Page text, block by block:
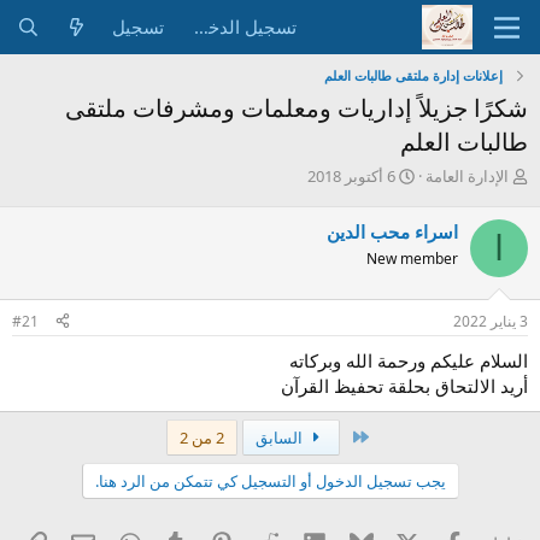
تسجيل الدخول تسجيل
إعلانات إدارة ملتقى طالبات العلم
شكرًا جزيلاً إداريات ومعلمات ومشرفات ملتقى
طالبات العلم
ب
د
ئ
ل
م
و
ض
و
ع
الإدارة العامة
ت
ي
خ
ل
ء
6 أكتوبر 2018
اسراء محب الدين
New member
3 يناير 2022 #21
السلام عليكم ورحمة الله وبركاته
أريد الالتحاق بحلقة تحفيظ القرآن
السابق
2 من 2
يجب تسجيل الدخول أو التسجيل كي تتمكن من الرد هنا.